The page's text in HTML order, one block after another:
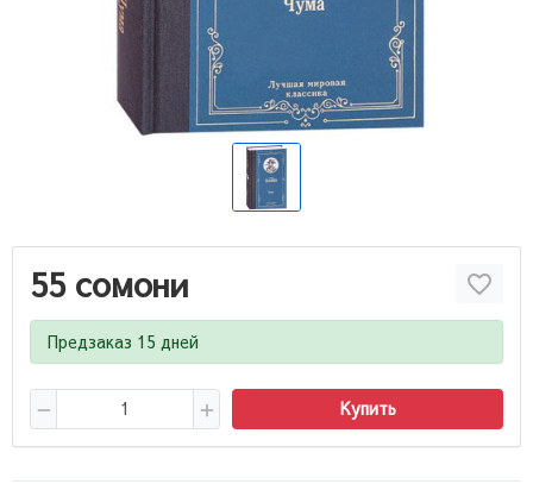
55 сомони
Предзаказ 15 дней
Купить